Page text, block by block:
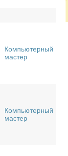
Компьютерный
мастер
Компьютерный
мастер